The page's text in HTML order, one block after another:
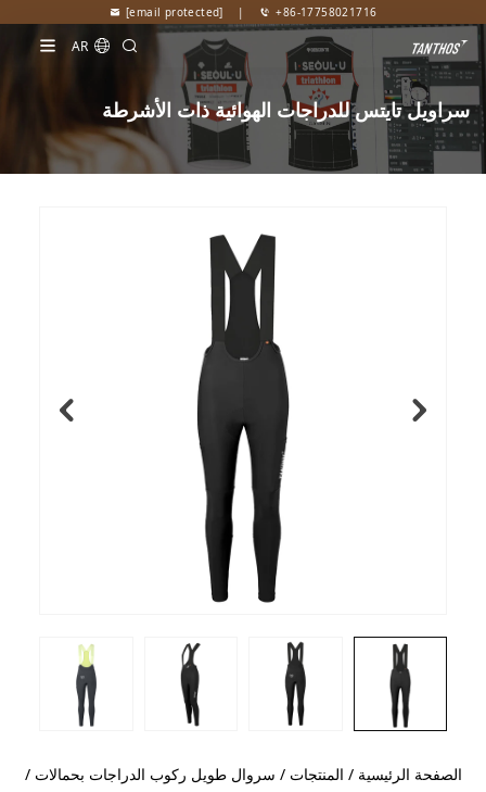
[email protected] | +86-17758021716
AR
سراويل تايتس للدراجات الهوائية ذات الأشرطة
الصفحة الرئيسية / المنتجات / سروال طويل ركوب الدراجات بحمالات /